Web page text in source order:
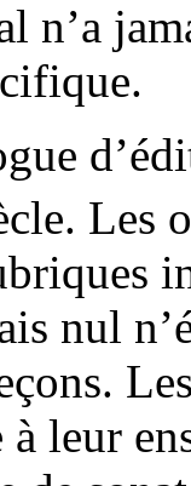
n’a
Les
nul
à leur